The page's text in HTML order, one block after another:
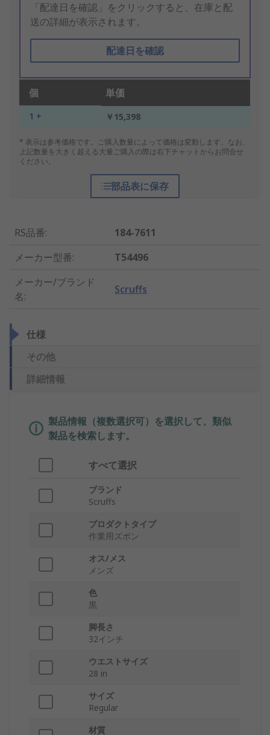
「配達日を確認」をクリックすると、在庫と配
送の詳細が表示されます。
配達日を確認
個 単価
1 + ￥15,398
* 表示は参考価格です。ご購入数量によって価格は変動します。なお、
上記数量を大きく超える大量ご購入の際は右下チャットからお問合せ
ください。
部品表に保存
RS品番:
184-7611
メーカー型番:
T54496
メーカー/ブランド
名:
Scruffs
仕様
その他
詳細情報
製品情報（複数選択可）を選択して、類似
製品を検索します。
すべて選択
ブランド
Scruffs
プロダクトタイプ
作業用ズボン
オス/メス
メンズ
色
黒
脚長さ
32インチ
ウエストサイズ
28 in
サイズ
Regular
材質